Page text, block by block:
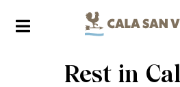
Rest in